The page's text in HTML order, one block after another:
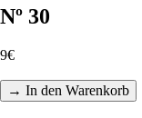
Nº 30
9€
→ In den Warenkorb